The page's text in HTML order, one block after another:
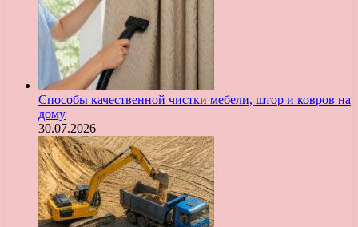
Способы качественной чистки мебели, штор и ковров на
дому
30.07.2026